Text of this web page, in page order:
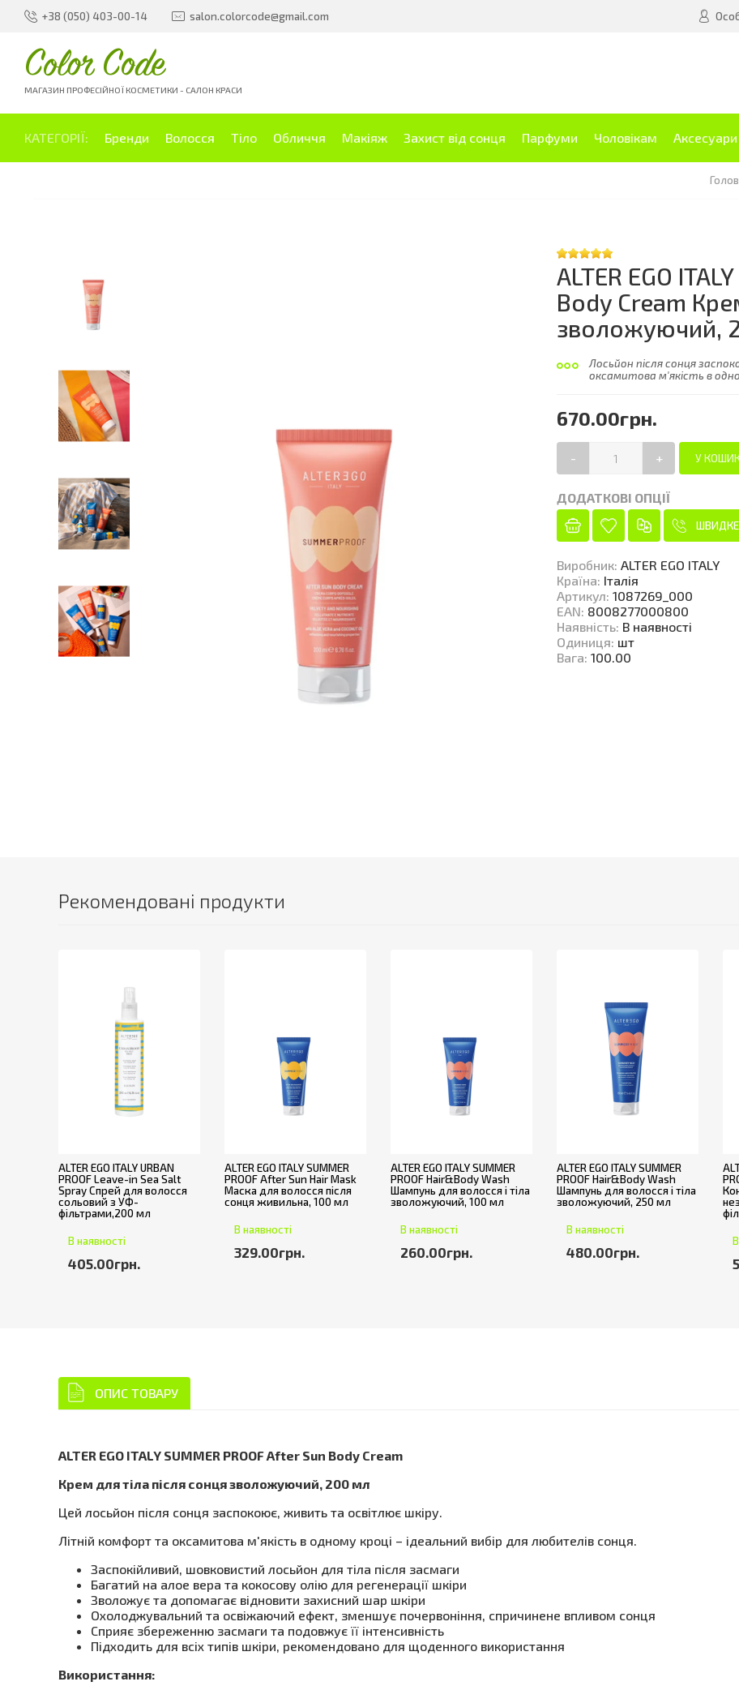
+38 (050) 403-00-14 salon.colorcode@gmail.com
Color Code
МАГАЗИН ПРОФЕСІЙНОЇ КОСМЕТИКИ - САЛОН КРАСИ
КАТЕГОРІЇ: Бренди Волосся Тіло Обличчя Макіяж Захист від сонця Парфуми Чоловікам Аксесуари
ALTER EGO
Body Cream
зволожуючий,
Лосьйон після сонця
оксамитова м'якість в
670.00грн.
- +
ДОДАТКОВІ ОПЦІЇ
Виробник: ALTER EGO ITALY
Країна: Італія
Артикул: 1087269_000
EAN: 8008277000800
Наявність: В наявності
Одиниця: шт
Вага: 100.00
Рекомендовані продукти
ALTER EGO ITALY URBAN
PROOF Leave-in Sea Salt
Spray Спрей для волосся
сольовий з УФ-
фільтрами,200 мл
В наявності
405.00грн.
ALTER EGO ITALY SUMMER
PROOF After Sun Hair Mask
Маска для волосся після
сонця живильна, 100 мл
В наявності
329.00грн.
ALTER EGO ITALY SUMMER
PROOF Hair&Body Wash
Шампунь для волосся і тіла
зволожуючий, 100 мл
В наявності
260.00грн.
ALTER EGO ITALY SUMMER
PROOF Hair&Body Wash
Шампунь для волосся і тіла
зволожуючий, 250 мл
В наявності
480.00грн.
ОПИС ТОВАРУ
ALTER EGO ITALY SUMMER PROOF After Sun Body Cream
Крем для тіла після сонця зволожуючий, 200 мл
Цей лосьйон після сонця заспокоює, живить та освітлює шкіру.
Літній комфорт та оксамитова м'якість в одному кроці – ідеальний вибір для любителів сонця.
Заспокійливий, шовковистий лосьйон для тіла після засмаги
Багатий на алое вера та кокосову олію для регенерації шкіри
Зволожує та допомагає відновити захисний шар шкіри
Охолоджувальний та освіжаючий ефект, зменшує почервоніння, спричинене впливом сонця
Сприяє збереженню засмаги та подовжує її інтенсивність
Підходить для всіх типів шкіри, рекомендовано для щоденного використання
Використання: